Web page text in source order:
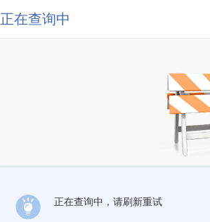
正在查询中
正在查询中，请刷新重试